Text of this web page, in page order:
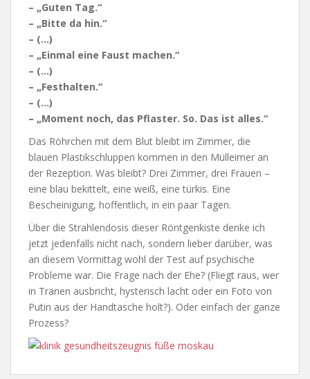
– „Guten Tag.“
– „Bitte da hin.“
– (…)
– „Einmal eine Faust machen.“
– (…)
– „Festhalten.“
– (…)
– „Moment noch, das Pflaster. So. Das ist alles.“
Das Röhrchen mit dem Blut bleibt im Zimmer, die
blauen Plastikschluppen kommen in den Mülleimer an
der Rezeption. Was bleibt? Drei Zimmer, drei Frauen –
eine blau bekittelt, eine weiß, eine türkis. Eine
Bescheinigung, hoffentlich, in ein paar Tagen.
Über die Strahlendosis dieser Röntgenkiste denke ich
jetzt jedenfalls nicht nach, sondern lieber darüber, was
an diesem Vormittag wohl der Test auf psychische
Probleme war. Die Frage nach der Ehe? (Fliegt raus, wer
in Tränen ausbricht, hysterisch lacht oder ein Foto von
Putin aus der Handtasche holt?). Oder einfach der ganze
Prozess?